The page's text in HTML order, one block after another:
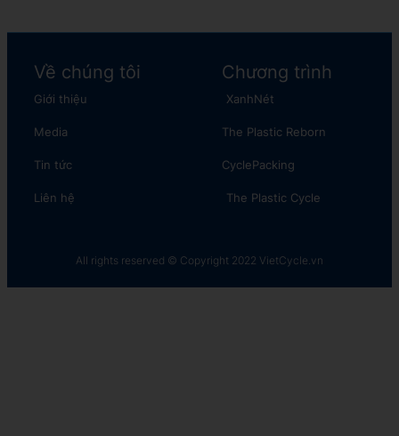
Về chúng tôi
Giới thiệu
Media
Tin tức
Liên hệ
Chương trình
XanhNét
The Plastic Reborn
CyclePacking
The Plastic Cycle​
All rights reserved © Copyright 2022 VietCycle.vn